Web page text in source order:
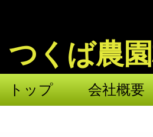
つくば農
トップ 会社概要